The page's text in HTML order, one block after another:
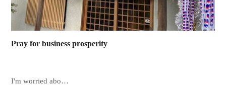
Pray for business prosperity
I'm worried abo…